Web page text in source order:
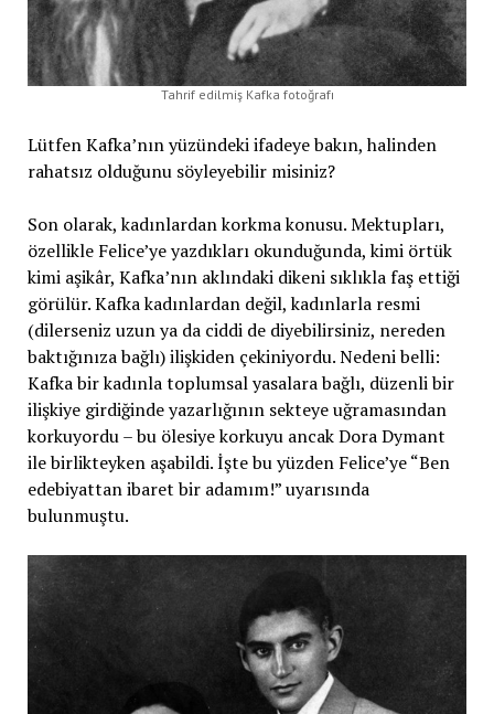
Tahrif edilmiş Kafka fotoğrafı
Lütfen Kafka’nın yüzündeki ifadeye bakın, halinden
rahatsız olduğunu söyleyebilir misiniz?
Son olarak, kadınlardan korkma konusu. Mektupları,
özellikle Felice’ye yazdıkları okunduğunda, kimi örtük
kimi aşikâr, Kafka’nın aklındaki dikeni sıklıkla faş ettiği
görülür. Kafka kadınlardan değil, kadınlarla resmi
(dilerseniz uzun ya da ciddi de diyebilirsiniz, nereden
baktığınıza bağlı) ilişkiden çekiniyordu. Nedeni belli:
Kafka bir kadınla toplumsal yasalara bağlı, düzenli bir
ilişkiye girdiğinde yazarlığının sekteye uğramasından
korkuyordu – bu ölesiye korkuyu ancak Dora Dymant
ile birlikteyken aşabildi. İşte bu yüzden Felice’ye “Ben
edebiyattan ibaret bir adamım!” uyarısında
bulunmuştu.